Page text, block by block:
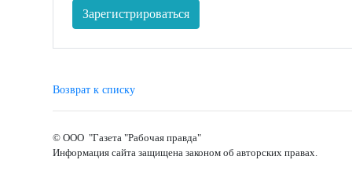
Зарегистрироваться
Возврат к списку
© ООО "Газета "Рабочая правда"
Информация сайта защищена законом об авторских правах.